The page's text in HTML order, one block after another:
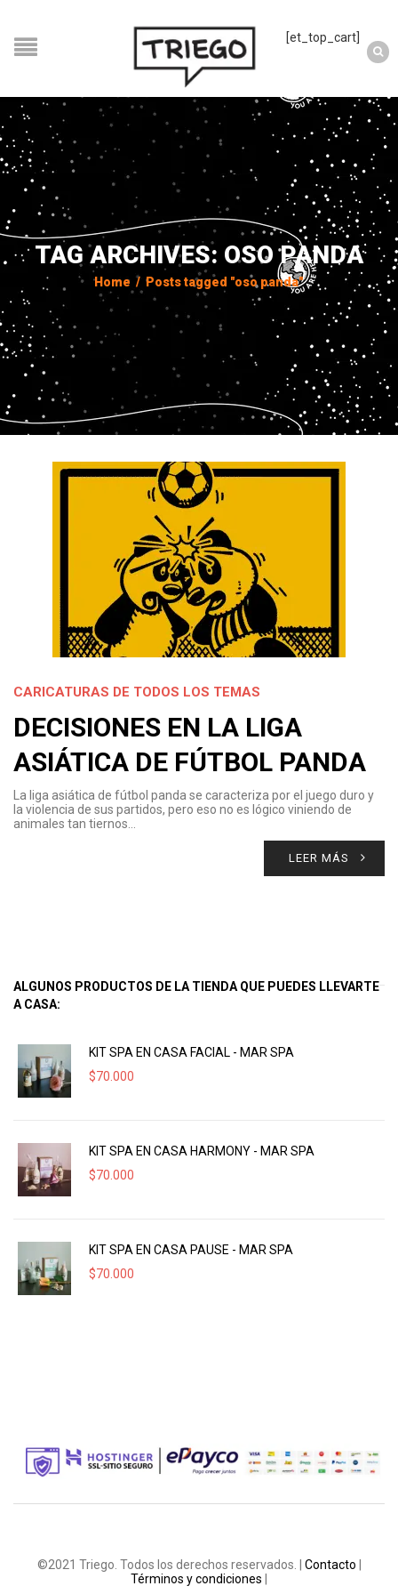
[et_top_cart]
TAG ARCHIVES: OSO PANDA
Home / Posts tagged "oso panda"
CARICATURAS DE TODOS LOS TEMAS
DECISIONES EN LA LIGA
ASIÁTICA DE FÚTBOL PANDA
La liga asiática de fútbol panda se caracteriza por el juego duro y
la violencia de sus partidos, pero eso no es lógico viniendo de
animales tan tiernos…
LEER MÁS
ALGUNOS PRODUCTOS DE LA TIENDA QUE PUEDES LLEVARTE
A CASA:
KIT SPA EN CASA FACIAL - MAR SPA
$70.000
KIT SPA EN CASA HARMONY - MAR SPA
$70.000
KIT SPA EN CASA PAUSE - MAR SPA
$70.000
©2021 Triego. Todos los derechos reservados. | Contacto
Términos y condiciones